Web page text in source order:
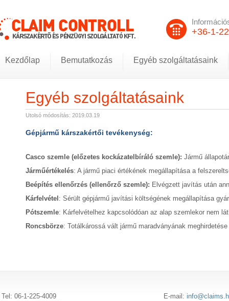
+36-1-
Kezdőlap Bemutatkozás Egyéb szolgáltatásaink
Egyéb szolgáltatásaink
Utolsó módosítás: 2019.03.19
Gépjármű kárszakértői tevékenység:
Casco szemle (előzetes kockázatelbíráló szemle): Jármű
Járműértékelés: A jármű piaci értékének megállapítása a
Beépítés ellenőrzés (ellenőrző szemle): Elvégzett javítás után
Kárfelvétel : Sérült gépjármű javítási költségének megállapítása
Pótszemle: Kárfelvételhez kapcsolódóan az alap szemlekor nem
Roncsbörze: Totálkárossá vált jármű maradványának
Tel: 06-1-225-4009
E-mail: